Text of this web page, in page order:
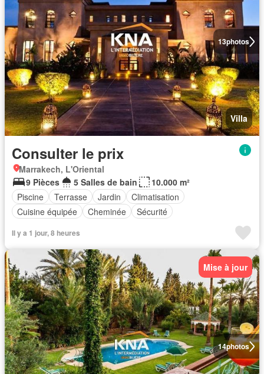
13photos
Villa
Consulter le prix
Marrakech, L'Oriental
9 Pièces
5 Salles de bain
10.000 m²
Piscine
Terrasse Jardin
Climatisation
Cuisine équipée
Cheminée Sécurité
Il y a 1 jour, 8 heures
14photos
Mise à jour